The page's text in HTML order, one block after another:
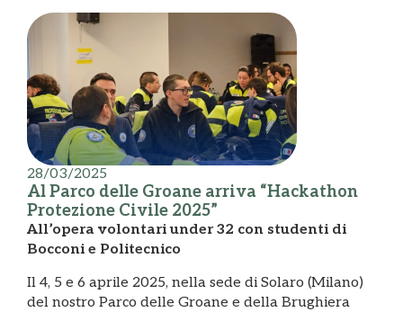
28/03/2025
Al Parco delle Groane arriva “Hackathon
Protezione Civile 2025”
All’opera volontari under 32 con studenti di
Bocconi e Politecnico
Il 4, 5 e 6 aprile 2025, nella sede di Solaro (Milano)
del nostro Parco delle Groane e della Brughiera